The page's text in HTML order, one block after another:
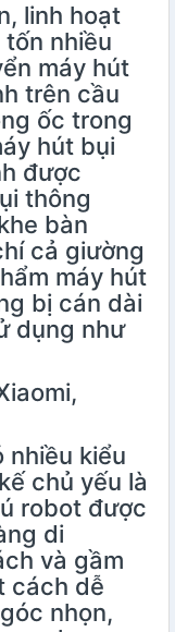
linh hoạt
nhiều
máy hút
trên cầu
ốc trong
hút bụi
được
thông
bàn
cả giường
máy hút
bị cán dài
dụng như
nhiều kiểu
chủ yếu là
robot được
di
và gầm
cách dễ
nhọn,